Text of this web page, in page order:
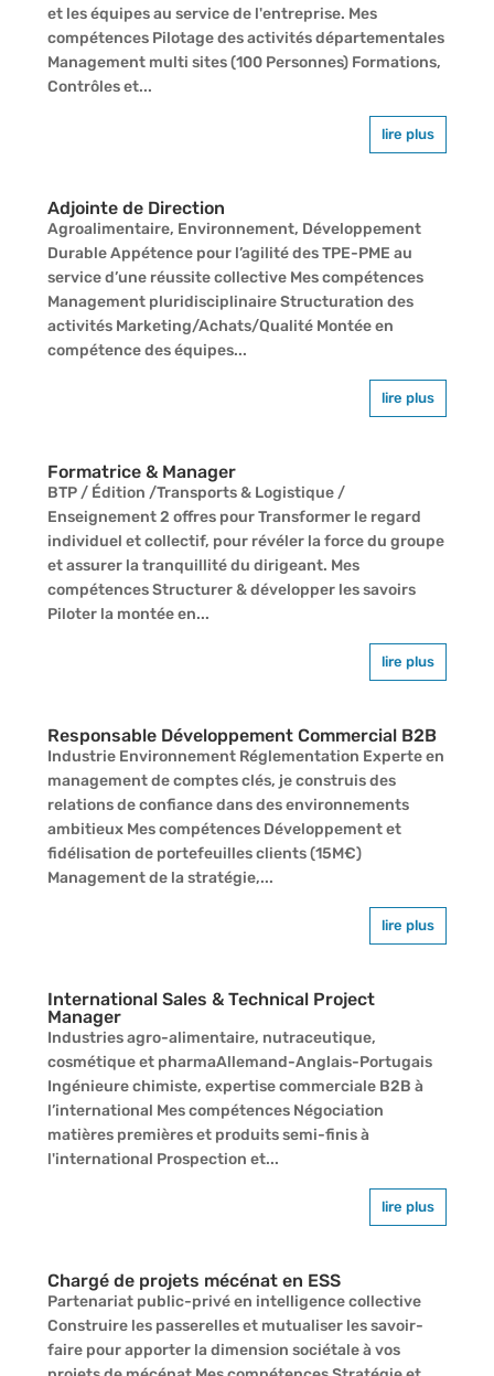
et les équipes au service de l'entreprise. Mes
compétences Pilotage des activités départementales
Management multi sites (100 Personnes) Formations,
Contrôles et...
lire plus
Adjointe de Direction
Agroalimentaire, Environnement, Développement
Durable Appétence pour l’agilité des TPE-PME au
service d’une réussite collective Mes compétences
Management pluridisciplinaire Structuration des
activités Marketing/Achats/Qualité Montée en
compétence des équipes...
lire plus
Formatrice & Manager
BTP / Édition /Transports & Logistique /
Enseignement 2 offres pour Transformer le regard
individuel et collectif, pour révéler la force du groupe
et assurer la tranquillité du dirigeant. Mes
compétences Structurer & développer les savoirs
Piloter la montée en...
lire plus
Responsable Développement Commercial B2B
Industrie Environnement Réglementation Experte en
management de comptes clés, je construis des
relations de confiance dans des environnements
ambitieux Mes compétences Développement et
fidélisation de portefeuilles clients (15M€)
Management de la stratégie,...
lire plus
International Sales & Technical Project
Manager
Industries agro-alimentaire, nutraceutique,
cosmétique et pharmaAllemand-Anglais-Portugais
Ingénieure chimiste, expertise commerciale B2B à
l’international Mes compétences Négociation
matières premières et produits semi-finis à
l'international Prospection et...
lire plus
Chargé de projets mécénat en ESS
Partenariat public-privé en intelligence collective
Construire les passerelles et mutualiser les savoir-
faire pour apporter la dimension sociétale à vos